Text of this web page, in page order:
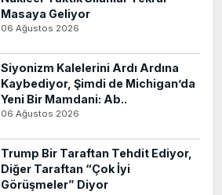
Masaya Geliyor
06 Ağustos 2026
Siyonizm Kalelerini Ardı Ardına
Kaybediyor, Şimdi de Michigan’da
Yeni Bir Mamdani: Ab..
06 Ağustos 2026
Trump Bir Taraftan Tehdit Ediyor,
Diğer Taraftan “Çok İyi
Görüşmeler” Diyor